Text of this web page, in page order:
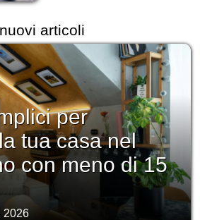
nuovi articoli
per
tua casa nel
con meno di 15
2026